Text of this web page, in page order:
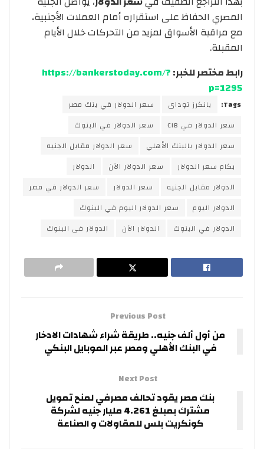
المصري الحفاظ على استقراره أمام العملات الأجنبية،
مع مراقبة الأسواق لمزيد من التحركات خلال الأيام
المقبلة.
رابط مختصر للخبر:https://bankerstoday.com/?
p=1295
Tags: بانكرز توداى
سعر الدولار في بنك مصر
سعر الدولار في CIB
سعر الدولار في البنوك
سعر الدولار بالبنك الأهلي
سعر الدولار مقابل الجنيه
بكام سعر الدولار
سعر الدولار الآن
الدولار
الدولار مقابل الجنيه
سعر الدولار
سعر الدولار في مصر
الدولار اليوم
سعر الدولار اليوم في البنوك
الدولار في البنوك
الدولار الآن الدولار فى البنوك
Previous Post
من أول ألف جنيه.. طريقة شراء شهادات الادخار
في البنك الأهلي ومصر عبر الموبايل البنكي
Next Post
بنك مصر يقود تحالف مصرفي لمنح تمويل
مشترك بمبلغ 4.261 مليار جنيه لشركة
كونكريت بلس للمقاولات و الصناعة